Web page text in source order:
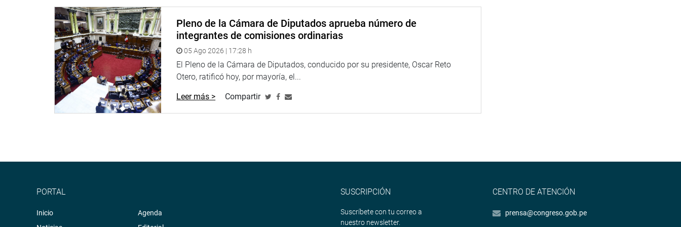
de los consumidores para adquirir productos farmacéuticos al alcance de su bolsillo y de calidad», dijo el
congresista Gonzáles Ardiles.
PRENSA CONGRESO
Pleno de la Cámara de Diputados aprueba número de
integrantes de comisiones ordinarias
05 Ago 2026 | 17:28 h
El Pleno de la Cámara de Diputados, conducido por su presidente, Oscar Reto
Otero, ratificó hoy, por mayoría, el...
Leer más > Compartir
PORTAL
Inicio
Agenda
SUSCRIPCIÓN
Suscríbete con tu correo a
nuestro newsletter.
CENTRO DE ATENCIÓN
prensa@congreso.gob.pe